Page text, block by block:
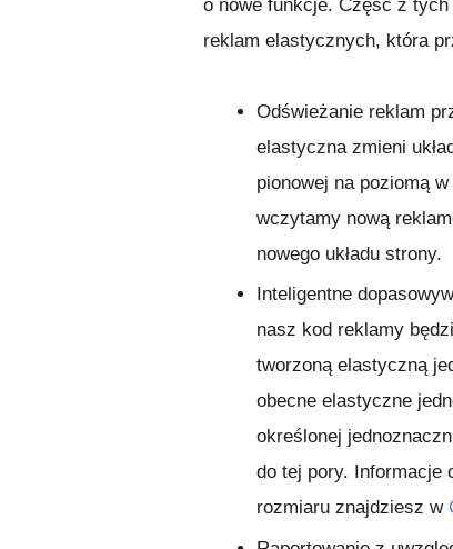
o nowe funkcje. Część z tych
reklam elastycznych, która
Odświeżanie reklam
elastyczna zmieni
pionowej na poziomą
wczytamy nową
nowego układu strony.
Inteligentne
nasz kod reklamy
tworzoną elastyczną
obecne elastyczne
określonej
do tej pory. Informacje
rozmiaru znajdziesz w